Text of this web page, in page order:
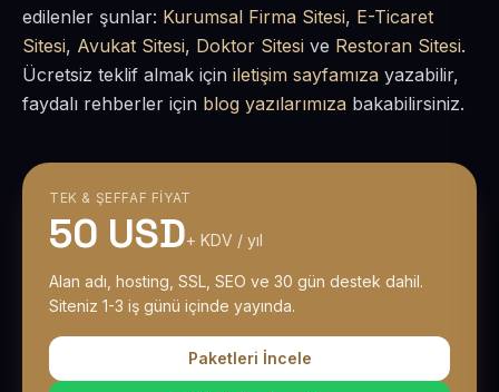
edilenler şunlar: Kurumsal Firma Sitesi, E-Ticaret
Sitesi, Avukat Sitesi, Doktor Sitesi ve Restoran Sitesi.
Ücretsiz teklif almak için iletişim sayfamıza yazabilir,
faydalı rehberler için blog yazılarımıza bakabilirsiniz.
TEK & ŞEFFAF FIYAT
50 USD+ KDV / yıl
Alan adı, hosting, SSL, SEO ve 30 gün destek dahil.
Siteniz 1-3 iş günü içinde yayında.
Paketleri İncele